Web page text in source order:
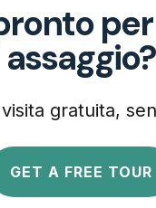
assaggio?
gratuita,
GET A FREE TOUR